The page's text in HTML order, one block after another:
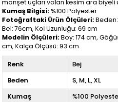
manşet uçları volan kesim ara biyeli
Kumaş Bilgisi:%100 Polyester
Fotoğraftaki Ürün Ölçüleri:
Bel: 76cm, Kol Uzunluğu: 69 cm
Modelin Ölçüleri:Boy: 174 cm,
cm, Kalça Ölçüsü: 93 cm
Renk
Bej
Beden
S M L XL
Kumaş
%100